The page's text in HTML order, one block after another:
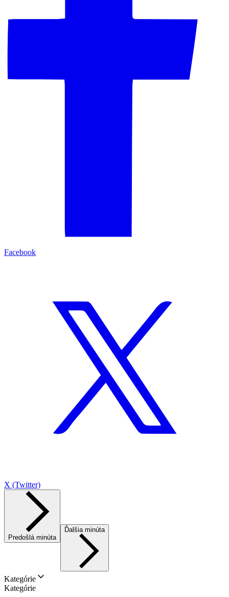
Facebook
X (Twitter)
Predošlá minúta
Ďalšia minúta
Kategórie
Kategórie